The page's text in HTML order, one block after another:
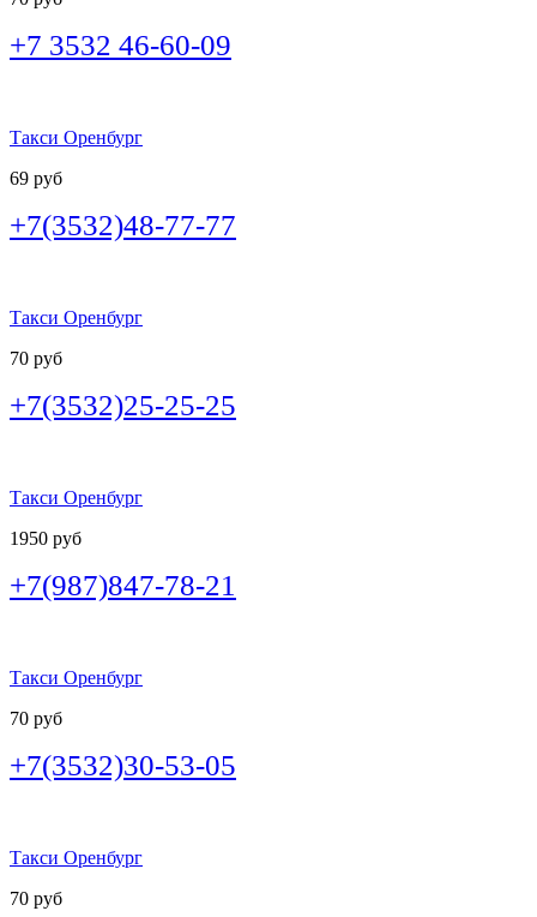
+7 3532 46-60-09
Такси Оренбург
69 руб
+7(3532)48-77-77
Такси Оренбург
70 руб
+7(3532)25-25-25
Такси Оренбург
1950 руб
+7(987)847-78-21
Такси Оренбург
70 руб
+7(3532)30-53-05
Такси Оренбург
70 руб